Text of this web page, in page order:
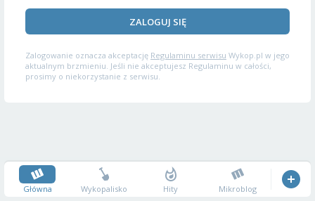
ZALOGUJ SIĘ
Zalogowanie oznacza akceptację Regulaminu serwisu Wykop.pl w jego
aktualnym brzmieniu. Jeśli nie akceptujesz Regulaminu w całości,
prosimy o niekorzystanie z serwisu.
Główna Wykopalisko Hity Mikroblog